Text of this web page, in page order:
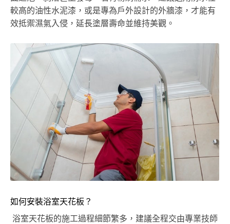
較高的油性水泥漆，或是專為戶外設計的外牆漆，才能有
效抵禦濕氣入侵，延長塗層壽命並維持美觀。
如何安裝浴室天花板？
浴室天花板的施工過程細節繁多，建議全程交由專業技師